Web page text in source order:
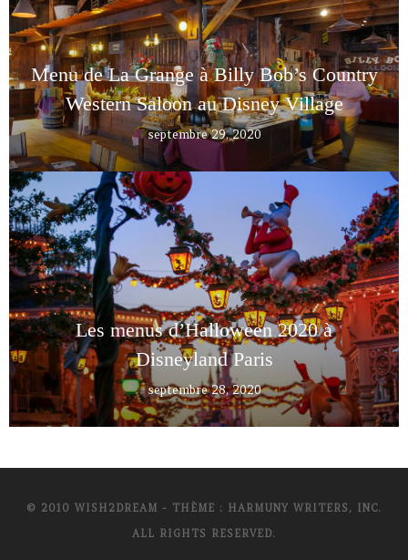
Menu de La Grange à Billy Bob’s Country
Western Saloon au Disney Village
septembre 29, 2020
Les menus d’Halloween 2020 à
Disneyland Paris
septembre 28, 2020
© 2010 WISH2DREAM - THÈME : HARMUNY WRITERS, INC.
ALL RIGHTS RESERVED.